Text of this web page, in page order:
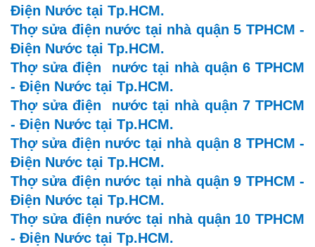
Điện Nước tại Tp.HCM.
Thợ sửa điện nước tại nhà quận 5 TPHCM -
Điện Nước tại Tp.HCM.
Thợ sửađiện nước tại nhà quận 6 TPHCM
- Điện Nước tại Tp.HCM.
Thợ sửađiện nước tại nhà quận 7 TPHCM
- Điện Nước tại Tp.HCM.
Thợ sửa điện nước tại nhà quận 8 TPHCM -
Điện Nước tại Tp.HCM.
Thợ sửa điện nước tại nhà quận 9 TPHCM -
Điện Nước tại Tp.HCM.
Thợ sửa điện nước tại nhà quận 10 TPHCM
- Điện Nước tại Tp.HCM.